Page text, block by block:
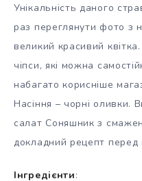
Унікальність даного
раз переглянути фото з
великий красивий
чіпси, які можна
набагато корисніше
Насіння – чорні оливки.
салат Соняшник з
докладний рецепт перед
Інгредієнти: